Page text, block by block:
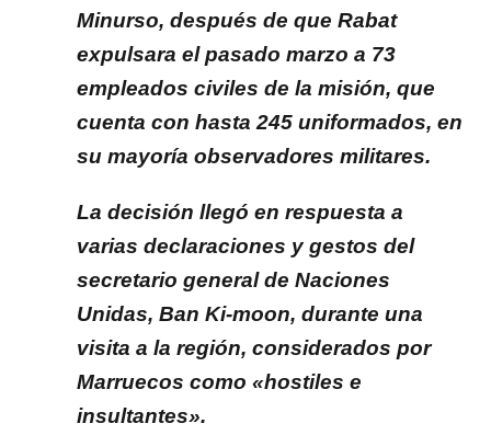
Minurso, después de que Rabat
expulsara el pasado marzo a 73
empleados civiles de la misión, que
cuenta con hasta 245 uniformados, en
su mayoría observadores militares.
La decisión llegó en respuesta a
varias declaraciones y gestos del
secretario general de Naciones
Unidas, Ban Ki-moon, durante una
visita a la región, considerados por
Marruecos como «hostiles e
insultantes».